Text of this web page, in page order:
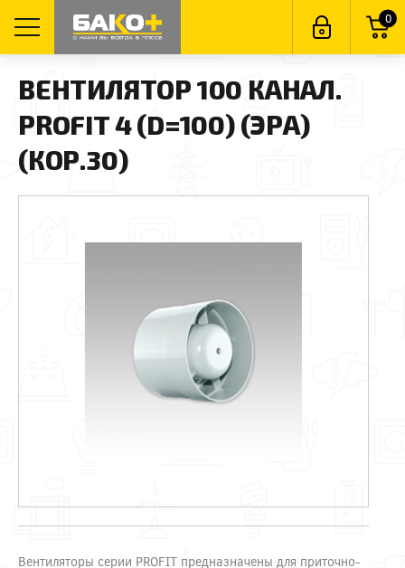
0
ВЕНТИЛЯТОР 100 КАНАЛ.
PROFIT 4 (D=100) (ЭРА)
(КОР.30)
Вентиляторы серии PROFIT предназначены для приточно-